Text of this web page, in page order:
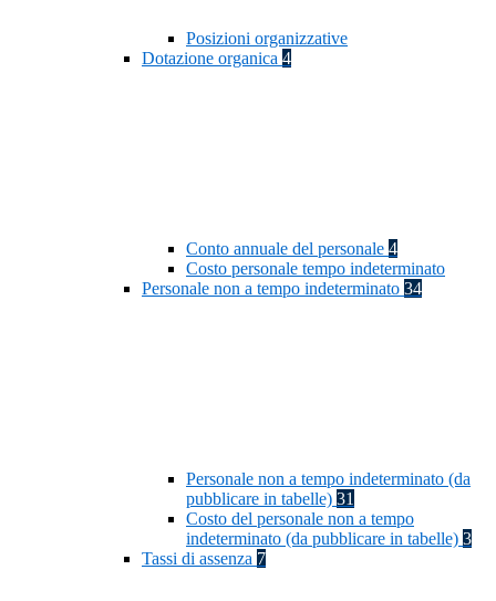
Posizioni organizzative
Dotazione organica 4
Conto annuale del personale 4
Costo personale tempo indeterminato
Personale non a tempo indeterminato 34
Personale non a tempo indeterminato (da
pubblicare in tabelle) 31
Costo del personale non a tempo
indeterminato (da pubblicare in tabelle) 3
Tassi di assenza 7